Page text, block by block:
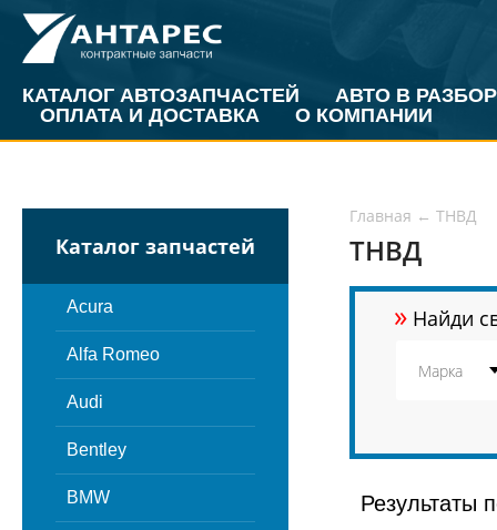
КАТАЛОГ АВТОЗАПЧАСТЕЙ
АВТО В РАЗБОР
ОПЛАТА И ДОСТАВКА
О КОМПАНИИ
Каталог запчастей
Acura
Alfa Romeo
Audi
Bentley
BMW
Главная ← ТНВД
ТНВД
» Найди
Результаты